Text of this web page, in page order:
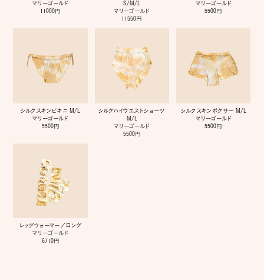
マリーゴールド
11000円
S/M/L
マリーゴールド
11550円
マリーゴールド
5500円
シルクスキンビキニ M/L
マリーゴールド
5500円
シルクハイウエストショーツ
M/L
マリーゴールド
5500円
シルクスキンボクサー M/L
マリーゴールド
5500円
レッグウォーマー／ロング
マリーゴールド
6710円